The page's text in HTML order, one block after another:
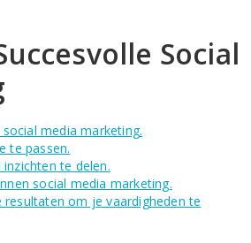
Social
media marketing.
te passen.
te delen.
social media marketing.
om je vaardigheden te